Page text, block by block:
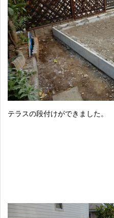
テラスの段付けができました。